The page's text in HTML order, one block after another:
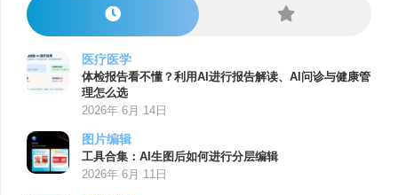
医疗医学
体检报告看不懂？利用AI进行报告解读、AI问诊与健康管
理怎么选
2026年 6月 14日
图片编辑
工具合集：AI生图后如何进行分层编辑
2026年 6月 11日